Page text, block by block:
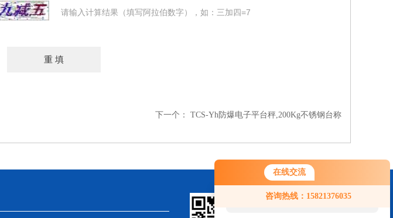
在线交流
咨询热线：15821376035
您好！欢迎前来咨询，很高兴为您
服务，请问您要咨询什么问题呢？
请输入计算结果（填写阿拉伯数字），如：三加四=7
下一个： TCS-Yh防爆电子平台秤,200Kg不锈钢台称